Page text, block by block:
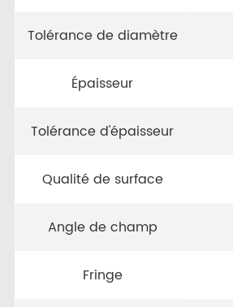
Tolérance de diamètre
Épaisseur
Tolérance d'épaisseur
Qualité de surface
Angle de champ
Fringe